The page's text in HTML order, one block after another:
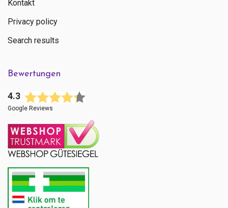
Kontakt
Privacy policy
Search results
Bewertungen
4.3
Google Reviews